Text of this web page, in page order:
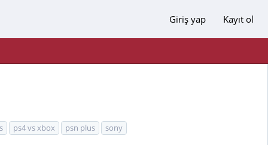
Giriş yap Kayıt ol
ps4 vs xbox psn plus sony